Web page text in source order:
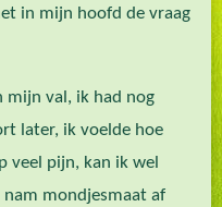
in mijn hoofd de vraag
mijn val, ik had nog
later, ik voelde hoe
veel pijn, kan ik wel
nam mondjesmaat af